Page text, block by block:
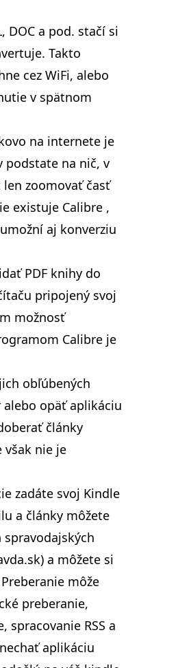
DOC a pod. stačí si
Takto
cez WiFi, alebo
v spätnom
na internete je
podstate na nič, v
len zoomovať časť
existuje Calibre ,
aj konverziu
PDF knihy do
pripojený svoj
možnosť
Calibre je
obľúbených
alebo opäť aplikáciu
články
však nie je
zadáte svoj Kindle
a články môžete
a môžete si
môže
preberanie,
spracovanie RSS a
aplikáciu